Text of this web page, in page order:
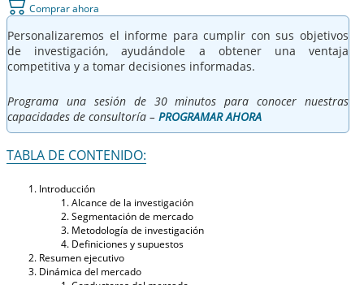
Comprar ahora
Personalizaremos el informe para cumplir con sus objetivos
de investigación, ayudándole a obtener una ventaja
competitiva y a tomar decisiones informadas.
Programa una sesión de 30 minutos para conocer nuestras
capacidades de consultoría – PROGRAMAR AHORA
TABLA DE CONTENIDO:
Introducción
Alcance de la investigación
Segmentación de mercado
Metodología de investigación
Definiciones y supuestos
Resumen ejecutivo
Dinámica del mercado